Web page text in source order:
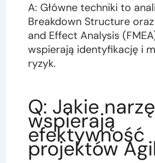
A: Główne techniki to
Breakdown Structure
and Effect Analysis
wspierają identyfikację i
ryzyk.
Q: Jakie
wspierają
efektywność
projektów